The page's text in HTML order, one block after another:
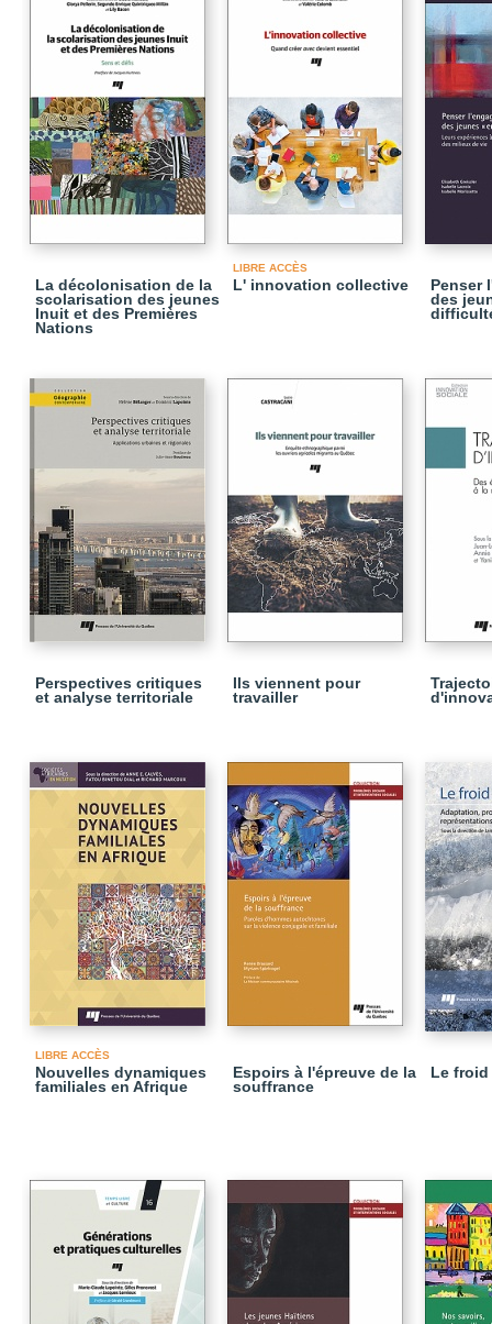
La décolonisation de la
scolarisation des jeunes
Inuit et des Premières
Nations
LIBRE ACCÈS
L' innovation collective
Penser
des
Perspectives critiques
et analyse territoriale
Ils viennent pour
travailler
LIBRE ACCÈS
Nouvelles dynamiques
familiales en Afrique
Espoirs à l'épreuve de la
souffrance
Le froid